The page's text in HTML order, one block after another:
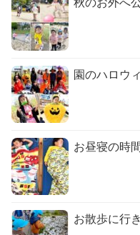
園のハロウ
お昼寝の時間
お散歩に行